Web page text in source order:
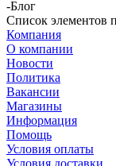
-Блог
Список элементов
Компания
О компании
Новости
Политика
Вакансии
Магазины
Информация
Помощь
Условия оплаты
Условия доставки